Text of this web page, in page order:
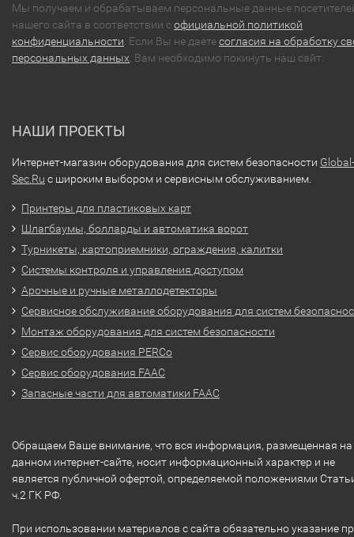
Мы получаем и обрабатываем персональные данные
нашего сайта в соответствии софициальной политикой
конфиденциальности . Если Вы не даетесогласия на обработку
персональных данных , Вам необходимо покинуть наш сайт.
НАШИ ПРОЕКТЫ
Интернет-магазин оборудования для систем безопасности Global-
Sec.Ru с широким выбором и сервисным обслуживанием.
Принтеры для пластиковых карт
Шлагбаумы, болларды и автоматика ворот
Турникеты, картоприемники, ограждения, калитки
Системы контроля и управления доступом
Арочные и ручные металлодетекторы
Сервисное обслуживание оборудования для систем
Монтаж оборудования для систем безопасности
Сервис оборудования PERCo
Сервис оборудования FAAC
Запасные части для автоматики FAAC
Обращаем Ваше внимание, что вся информация, размещенная на
данном интернет-сайте, носит информационный характер и не
является публичной офертой, определяемой положениями
ч.2 ГК РФ.
При использовании материалов с сайта обязательно указание